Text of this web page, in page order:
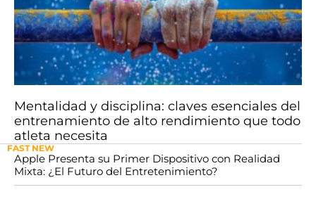
Mentalidad y disciplina: claves esenciales del
entrenamiento de alto rendimiento que todo
atleta necesita
FAST NEW
Apple Presenta su Primer Dispositivo con Realidad
Mixta: ¿El Futuro del Entretenimiento?